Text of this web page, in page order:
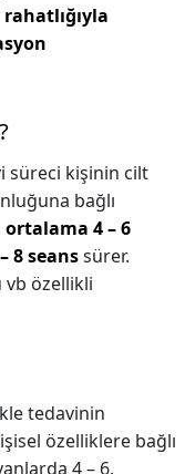
süreci kişinin cilt
bağlı
4 – 6
8 seanssürer.
vb özellikli
tedavinin
özelliklere bağlı
4 – 6,